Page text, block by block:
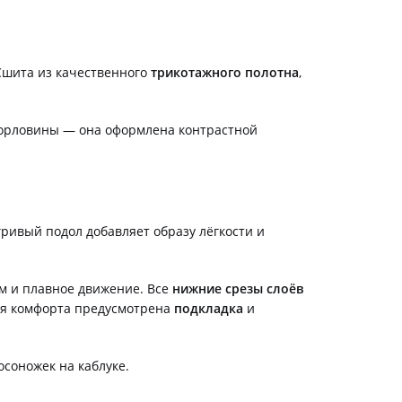
из качественного трикотажного полотна,
— она оформлена контрастной
подол добавляет образу лёгкости и
и плавное движение. Все нижние срезы слоёв
комфорта предусмотрена подкладка и
на каблуке.